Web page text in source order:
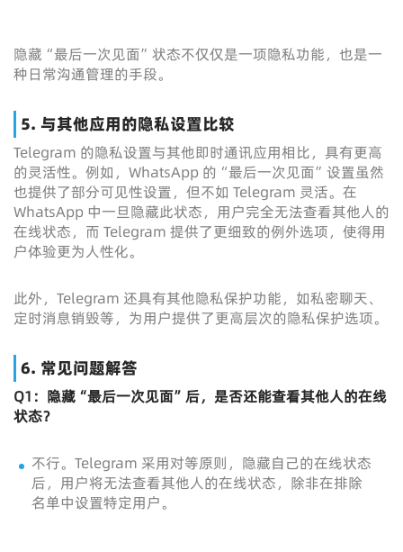
隐藏“最后一次见面”状态不仅仅是一项隐私功能，也是一
种日常沟通管理的手段。
5. 与其他应用的隐私设置比较
Telegram 的隐私设置与其他即时通讯应用相比，具有更高
的灵活性。例如，WhatsApp 的“最后一次见面”设置虽然
也提供了部分可见性设置，但不如 Telegram 灵活。在
WhatsApp 中一旦隐藏此状态，用户完全无法查看其他人的
在线状态，而 Telegram 提供了更细致的例外选项，使得用
户体验更为人性化。
此外，Telegram 还具有其他隐私保护功能，如私密聊天、
定时消息销毁等，为用户提供了更高层次的隐私保护选项。
6. 常见问题解答
Q1：隐藏“最后一次见面”后，是否还能查看其他人的在线
状态？
不行。Telegram 采用对等原则，隐藏自己的在线状态
后，用户将无法查看其他人的在线状态，除非在排除
名单中设置特定用户。